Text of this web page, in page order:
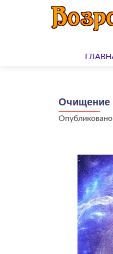
к
Очищение
Опубликовано